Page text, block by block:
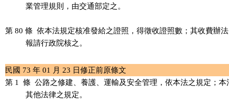
          業管理規則，由交通部定之。
第 80 條  依本法規定核准發給之證照，得徵收證照數；其收費辦
          報請行政院核之。
民國 73 年 01 月 23 日修正前原條文
第 1  條  公路之修建、養護、運輸及安全管理，依本法之規定；
          其他法律之規定。